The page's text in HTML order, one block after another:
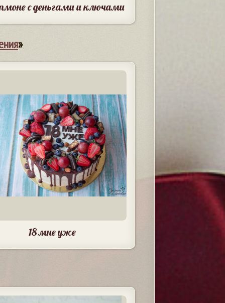
с деньгами и ключами
»
18 мне уже